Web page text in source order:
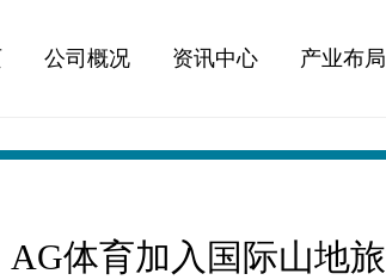
公司概况 资讯中心 产业布局
AG体育加入国际山地